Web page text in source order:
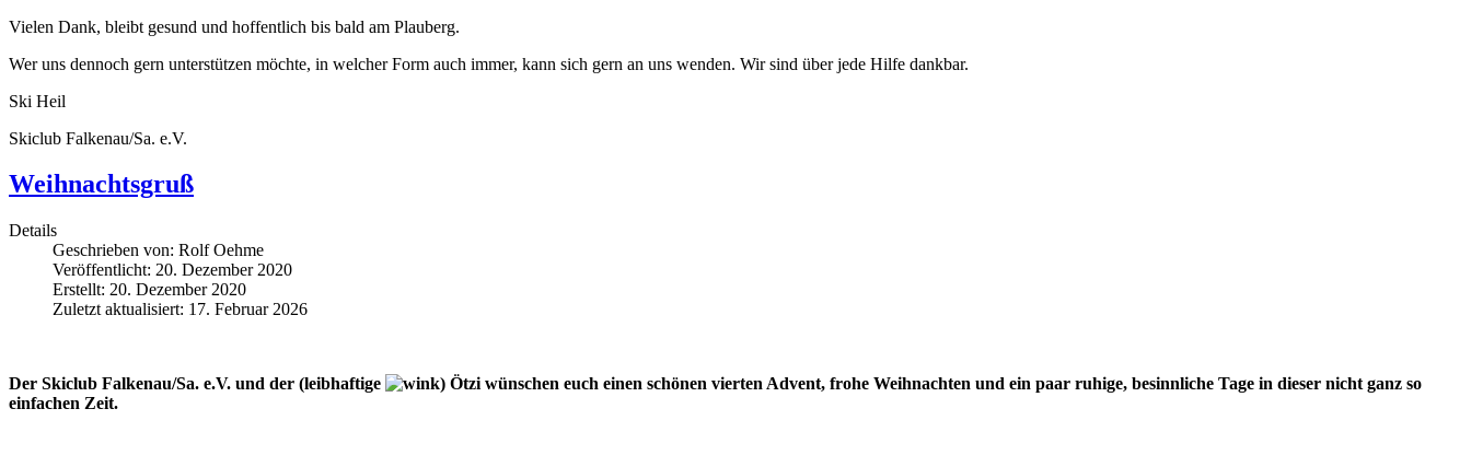
Vielen Dank, bleibt gesund und hoffentlich bis bald am Plauberg.
Wer uns dennoch gern unterstützen möchte, in welcher Form auch immer, kann sich gern an uns wenden. Wir sind über jede Hilfe dankbar.
Ski Heil
Skiclub Falkenau/Sa. e.V.
Weihnachtsgruß
Details
Geschrieben von: Rolf Oehme
Veröffentlicht: 20. Dezember 2020
Erstellt: 20. Dezember 2020
Zuletzt aktualisiert: 17. Februar 2026
Der Skiclub Falkenau/Sa. e.V. und der (leibhaftige
) Ötzi wünschen euch einen schönen vierten Advent, frohe Weihnachten und ein paar ruhige, besinnliche Tage in dieser nicht ganz so
einfachen Zeit.